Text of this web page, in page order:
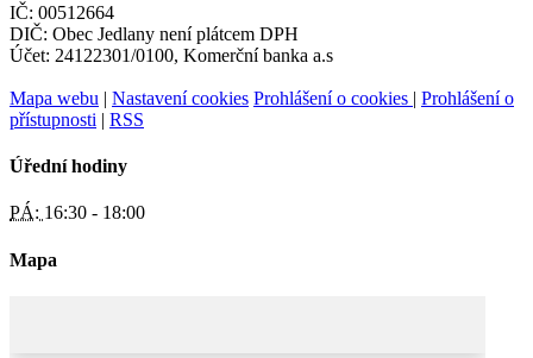
IČ: 00512664
DIČ: Obec Jedlany není plátcem DPH
Účet: 24122301/0100, Komerční banka a.s
Mapa webu | Nastavení cookies Prohlášení o cookies | Prohlášení o
přístupnosti | RSS
Úřední hodiny
PÁ: 16:30 - 18:00
Mapa